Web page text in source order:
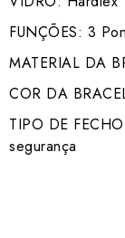
FUNÇÕES: 3
MATERIAL DA
COR DA
TIPO DE
segurança